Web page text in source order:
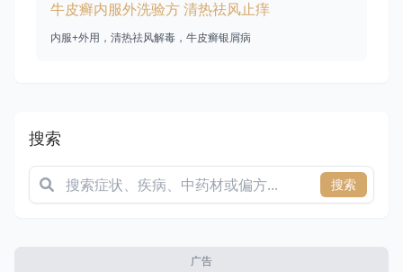
牛皮癣内服外洗验方 清热祛风止痒
内服+外用，清热祛风解毒，牛皮癣银屑病
搜索
搜索
广告